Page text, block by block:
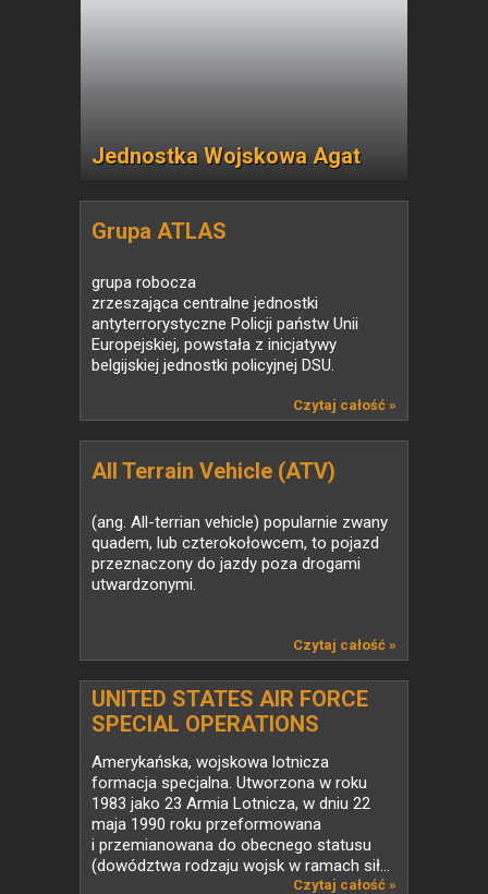
Jednostka Wojskowa Agat
Grupa ATLAS
grupa robocza
zrzeszająca centralne jednostki
antyterrorystyczne Policji państw Unii
Europejskiej, powstała z inicjatywy
belgijskiej jednostki policyjnej DSU.
Czytaj całość »
All Terrain Vehicle (ATV)
(ang. All-terrian vehicle) popularnie zwany
quadem, lub czterokołowcem, to pojazd
przeznaczony do jazdy poza drogami
utwardzonymi.
Czytaj całość »
UNITED STATES AIR FORCE
SPECIAL OPERATIONS
COMMAND (AFSOC)
Amerykańska, wojskowa lotnicza
formacja specjalna. Utworzona w roku
1983 jako 23 Armia Lotnicza, w dniu 22
maja 1990 roku przeformowana
i przemianowana do obecnego statusu
(dowództwa rodzaju wojsk w ramach sił...
Czytaj całość »